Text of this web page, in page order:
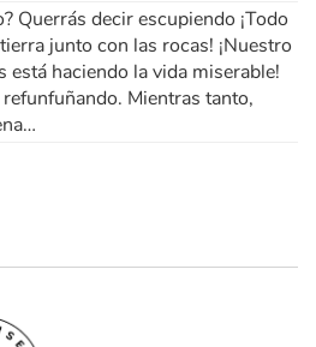
Querrás decir escupiendo ¡Todo
junto con las rocas! ¡Nuestro
está haciendo la vida miserable!
Mientras tanto,